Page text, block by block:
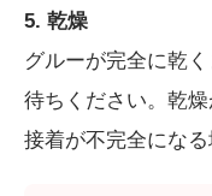
5. 乾燥
グルーが完全に乾
待ちください。乾燥
接着が不完全になる